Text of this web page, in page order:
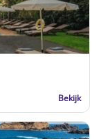
Bekijk